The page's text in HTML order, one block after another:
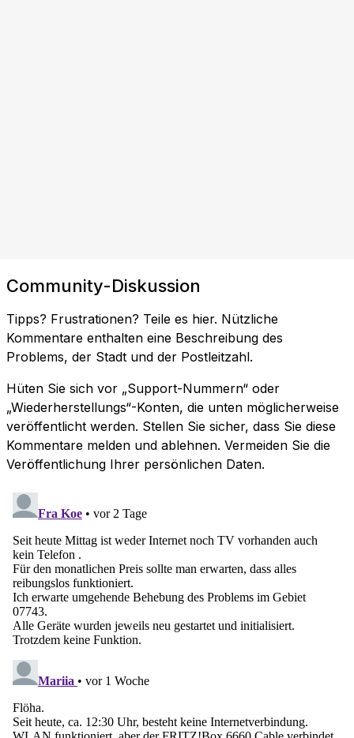
Community-Diskussion
Tipps? Frustrationen? Teile es hier. Nützliche
Kommentare enthalten eine Beschreibung des
Problems, der Stadt und der Postleitzahl.
Hüten Sie sich vor „Support-Nummern“ oder
„Wiederherstellungs“-Konten, die unten möglicherweise
veröffentlicht werden. Stellen Sie sicher, dass Sie diese
Kommentare melden und ablehnen. Vermeiden Sie die
Veröffentlichung Ihrer persönlichen Daten.